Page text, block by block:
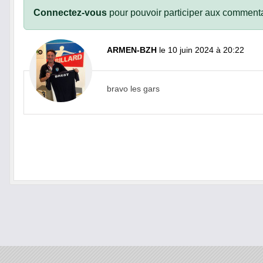
Connectez-vous pour pouvoir participer aux
ARMEN-BZH le 10 juin 2024 à 20:22
bravo les gars